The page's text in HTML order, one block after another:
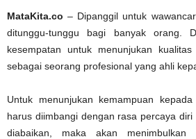
MataKita.co – Dipanggil untuk
ditunggu-tunggu bagi banyak orang.
kesempatan untuk menunjukan
sebagai seorang profesional yang ahli
Untuk menunjukan kemampuan
harus diimbangi dengan rasa percaya
diabaikan, maka akan menimbulkan